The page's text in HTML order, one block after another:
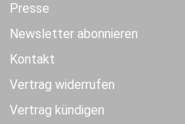
Presse
Newsletter abonnieren
Kontakt
Vertrag widerrufen
Vertrag kündigen